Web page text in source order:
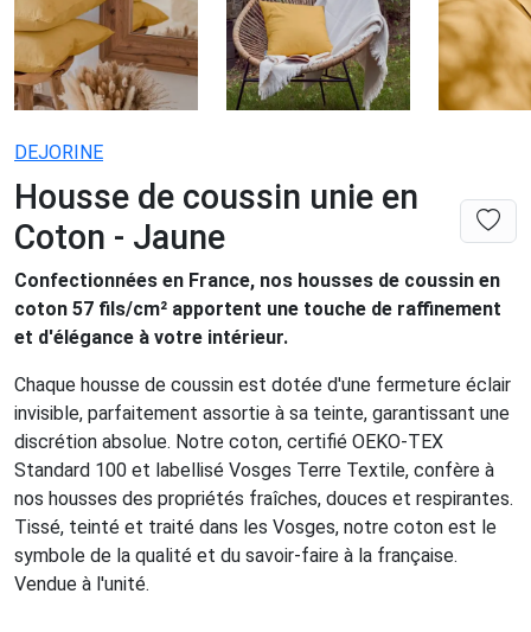
DEJORINE
Housse de coussin unie en
Coton - Jaune
Confectionnées en France, nos housses de coussin en
coton 57 fils/cm² apportent une touche de raffinement
et d'élégance à votre intérieur.
Chaque housse de coussin est dotée d'une fermeture éclair
invisible, parfaitement assortie à sa teinte, garantissant une
discrétion absolue. Notre coton, certifié OEKO-TEX
Standard 100 et labellisé Vosges Terre Textile, confère à
nos housses des propriétés fraîches, douces et respirantes.
Tissé, teinté et traité dans les Vosges, notre coton est le
symbole de la qualité et du savoir-faire à la française.
Vendue à l'unité.